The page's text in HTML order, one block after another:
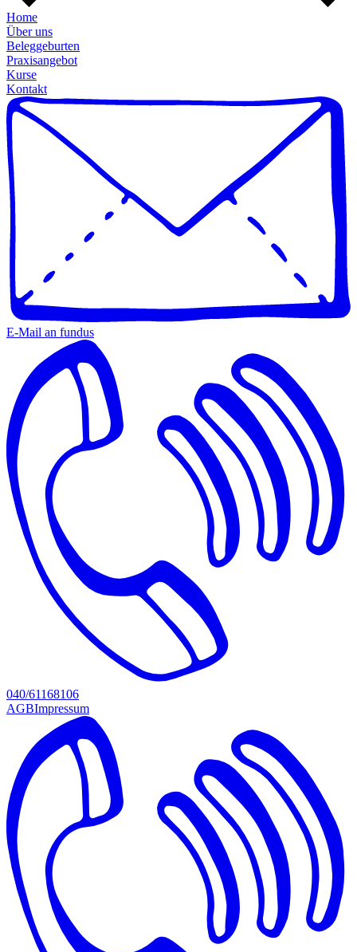
Home
Über uns
Beleggeburten
Praxisangebot
Kurse
Kontakt
E-Mail an fundus
040/61168106
AGBImpressum